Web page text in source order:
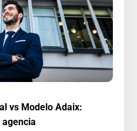
vs Modelo Adaix: